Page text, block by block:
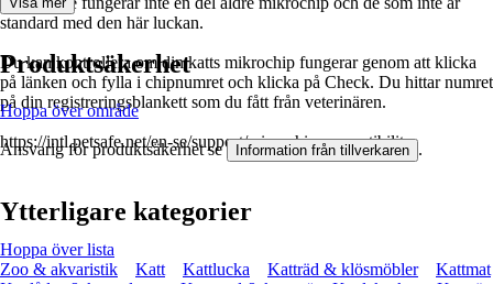
standard med den här luckan.
Du kan kontrollera om din katts mikrochip fungerar genom att klicka
på länken och fylla i chipnumret och klicka på Check. Du hittar numret
på din registreringsblankett som du fått från veterinären.
https://intl.petsafe.net/en-se/support/microchip-compatibility
Produktsäkerhet
Hoppa över område
Ansvarig för produktsäkerhet se Information från tillverkaren .
Ytterligare kategorier
Hoppa över lista
Zoo & akvaristik
Katt Kattlucka Katträd & klösmöbler
Kattmat